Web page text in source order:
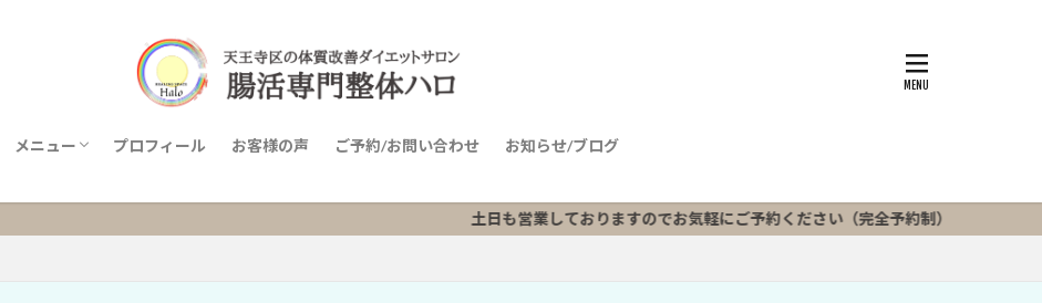
メニュー プロフィール お客様の声 ご予約/お問い合わせ お知らせ/ブログ
土日も営業しておりますのでお気軽にご予約ください（完全予約制）